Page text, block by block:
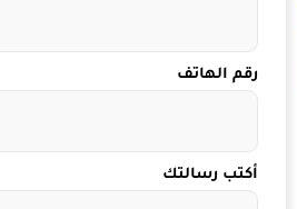
رقم الهاتف
أكتب رسالتك